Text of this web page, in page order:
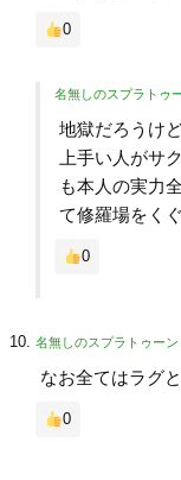
0
名無しのスプラトゥ
地獄だろうけ
上手い人がサ
も本人の実力
て修羅場をく
0
名無しのスプラトゥーン
なお全てはラグ
0